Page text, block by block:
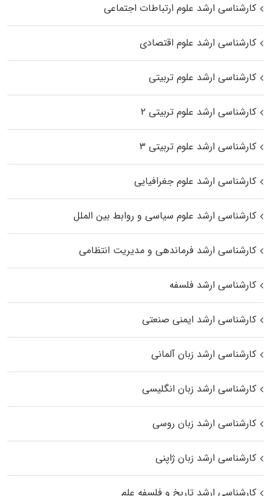
کارشناسی ارشد علوم ارتباطات اجتماعی
کارشناسی ارشد علوم اقتصادی
کارشناسی ارشد علوم تربیتی
کارشناسی ارشد علوم تربیتی ۲
کارشناسی ارشد علوم تربیتی ۳
کارشناسی ارشد علوم جغرافیایی
کارشناسی ارشد علوم سیاسی و روابط بین الملل
کارشناسی ارشد فرماندهی و مدیریت انتظامی
کارشناسی ارشد فلسفه
کارشناسی ارشد ایمنی صنعتی
کارشناسی ارشد زبان آلمانی
کارشناسی ارشد زبان انگلیسی
کارشناسی ارشد زبان روسی
کارشناسی ارشد زبان ژاپنی
کارشناسی ارشد تاریخ و فلسفه علم